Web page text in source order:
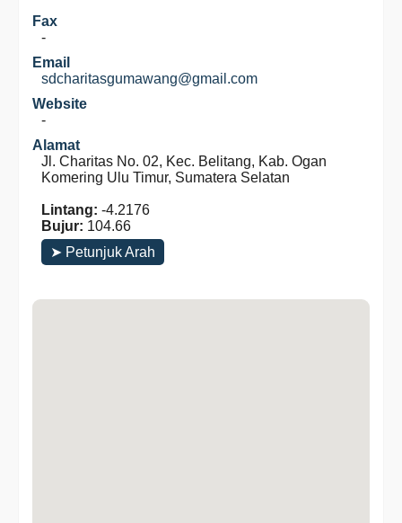
Fax
-
Email
sdcharitasgumawang@gmail.com
Website
-
Alamat
Jl. Charitas No. 02, Kec. Belitang, Kab. Ogan
Komering Ulu Timur, Sumatera Selatan
Lintang: -4.2176
Bujur: 104.66
➤ Petunjuk Arah